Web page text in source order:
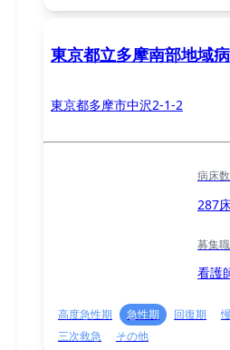
東京都立多摩南部地域
東京都多摩市中沢2-1-2
病床数
287
募集
看護
高度急性期 急性期 回復期
三次救急
その他